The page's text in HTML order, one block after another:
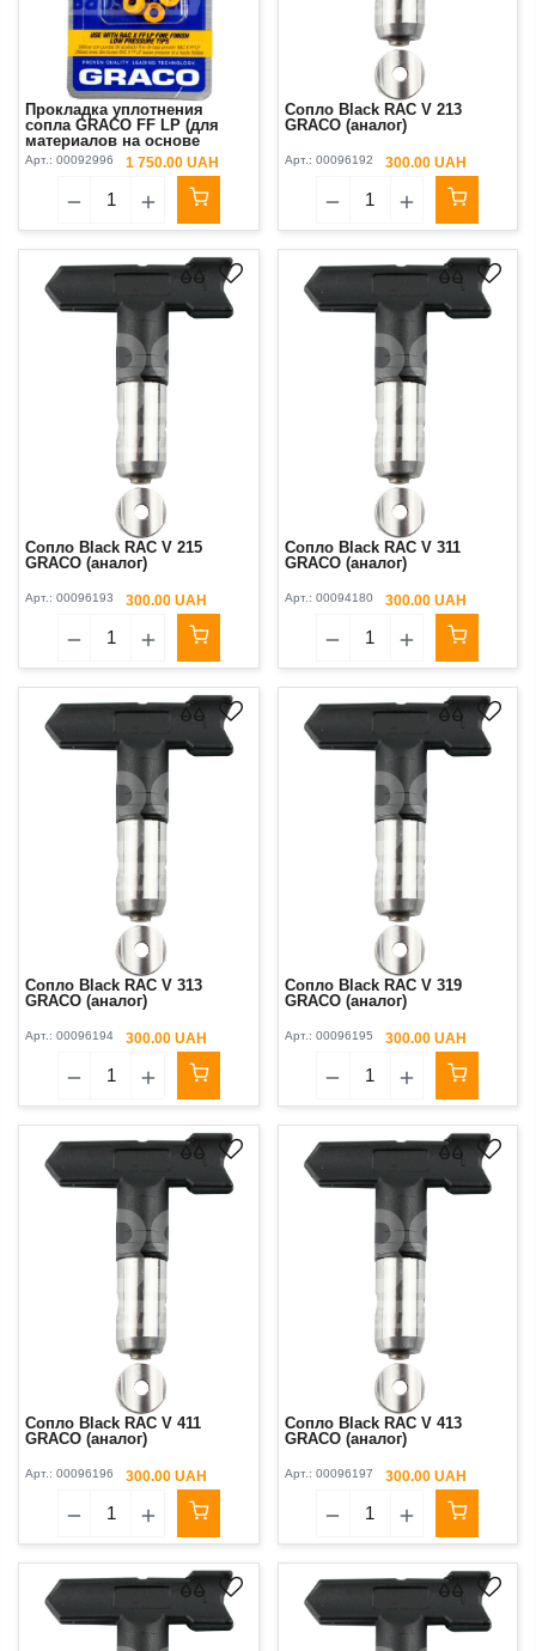
Прокладка уплотнения
сопла GRACO FF LP (для
материалов на основе
растворителя) 1 шт Original
Арт.: 00092996 1 750.00 UAH
Сопло Black RAC V 213
GRACO (аналог)
Арт.: 00096192 300.00 UAH
Сопло Black RAC V 215
GRACO (аналог)
Арт.: 00096193 300.00 UAH
Сопло Black RAC V 311
GRACO (аналог)
Арт.: 00094180 300.00 UAH
Сопло Black RAC V 313
GRACO (аналог)
Арт.: 00096194 300.00 UAH
Сопло Black RAC V 319
GRACO (аналог)
Арт.: 00096195 300.00 UAH
Сопло Black RAC V 411
GRACO (аналог)
Арт.: 00096196 300.00 UAH
Сопло Black RAC V 413
GRACO (аналог)
Арт.: 00096197 300.00 UAH